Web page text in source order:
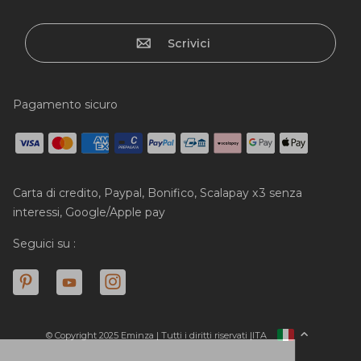
Scrivici
Pagamento sicuro
Carta di credito, Paypal, Bonifico, Scalapay x3 senza
interessi, Google/Apple pay
Seguici su :
© Copyright 2025 Eminza | Tutti i diritti riservati |
FRANCIAITA